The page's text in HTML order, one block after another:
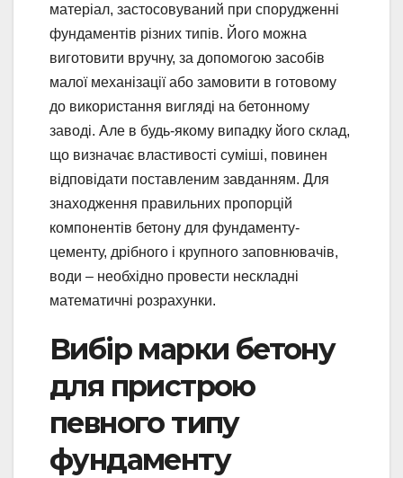
матеріал, застосовуваний при спорудженні
фундаментів різних типів. Його можна
виготовити вручну, за допомогою засобів
малої механізації або замовити в готовому
до використання вигляді на бетонному
заводі. Але в будь-якому випадку його склад,
що визначає властивості суміші, повинен
відповідати поставленим завданням. Для
знаходження правильних пропорцій
компонентів бетону для фундаменту-
цементу, дрібного і крупного заповнювачів,
води – необхідно провести нескладні
математичні розрахунки.
Вибір марки бетону
для пристрою
певного типу
фундаменту